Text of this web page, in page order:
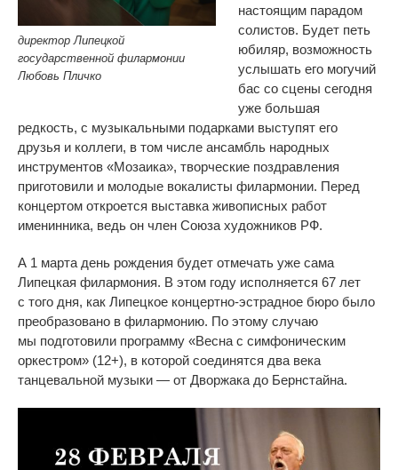
директор Липецкой
государственной филармонии
Любовь Пличко
настоящим парадом
солистов. Будет петь
юбиляр, возможность
услышать его могучий
бас со сцены сегодня
уже большая
редкость, с музыкальными подарками выступят его
друзья и коллеги, в том числе ансамбль народных
инструментов «Мозаика», творческие поздравления
приготовили и молодые вокалисты филармонии. Перед
концертом откроется выставка живописных работ
именинника, ведь он член Союза художников РФ.
А 1 марта день рождения будет отмечать уже сама
Липецкая филармония. В этом году исполняется 67 лет
с того дня, как Липецкое концертно-эстрадное бюро было
преобразовано в филармонию. По этому случаю
мы подготовили программу «Весна с симфоническим
оркестром» (12+), в которой соединятся два века
танцевальной музыки — от Дворжака до Бернстайна.